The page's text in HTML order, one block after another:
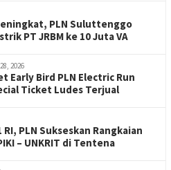
PLN Suluttenggo
PT JRBM ke 10 Juta VA
2026
Early Bird PLN Electric Run
Ticket Ludes Terjual
PLN Sukseskan Rangkaian
– UNKRIT di Tentena